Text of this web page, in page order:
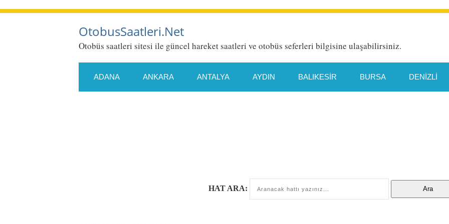
OtobusSaatleri.Net
Otobüs saatleri sitesi ile güncel hareket saatleri ve otobüs seferleri bilgisine ulaşabilirsiniz.
ADANA ANKARA ANTALYA AYDIN BALIKESIR BURSA DENIZLI
HAT ARA: